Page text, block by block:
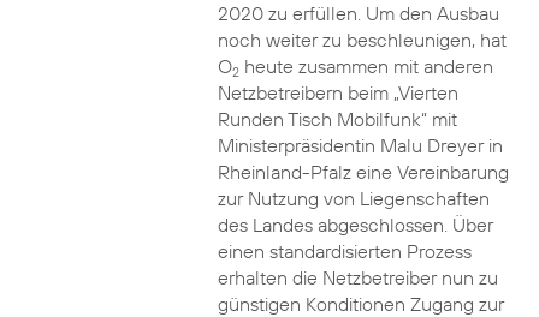
2020 zu erfüllen. Um den Ausbau
noch weiter zu beschleunigen, hat
O2heute zusammen mit anderen
Netzbetreibern beim „Vierten
Runden Tisch Mobilfunk“ mit
Ministerpräsidentin Malu Dreyer in
Rheinland-Pfalz eine Vereinbarung
zur Nutzung von Liegenschaften
des Landes abgeschlossen. Über
einen standardisierten Prozess
erhalten die Netzbetreiber nun zu
günstigen Konditionen Zugang zur